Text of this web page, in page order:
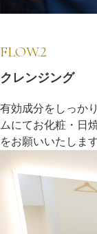
FLOW.2
クレンジング
有効成分をしっか
ムにてお化粧・日
をお願いいたします